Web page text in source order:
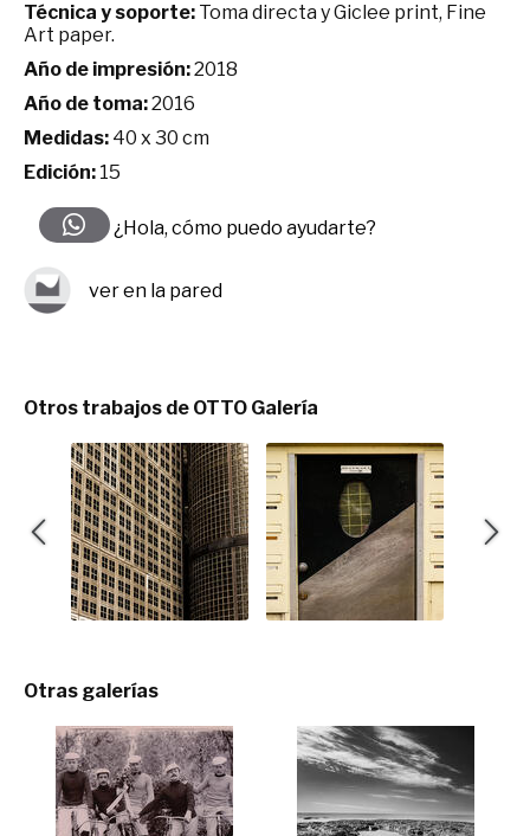
Técnica y soporte: Toma directa y Giclee print, Fine
Art paper.
Año de impresión:2018
Año de toma:2016
Medidas: 40 x 30 cm
Edición: 15
¿Hola, cómo puedo ayudarte?
ver en la pared
Otros trabajos de OTTO Galería
Otras galerías